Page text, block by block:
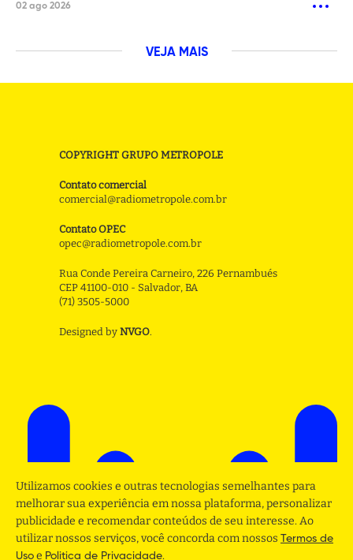
02 ago 2026
VEJA MAIS
COPYRIGHT GRUPO METROPOLE
Contato comercial
comercial@radiometropole.com.br
Contato OPEC
opec@radiometropole.com.br
Rua Conde Pereira Carneiro, 226 Pernambués
CEP 41100-010 - Salvador, BA
(71) 3505-5000
Designed by NVGO.
Utilizamos cookies e outras tecnologias semelhantes para
melhorar sua experiência em nossa plataforma, personalizar
publicidade e recomendar conteúdos de seu interesse. Ao
utilizar nossos serviços, você concorda com nossos Termos de
Uso e Politica de Privacidade.